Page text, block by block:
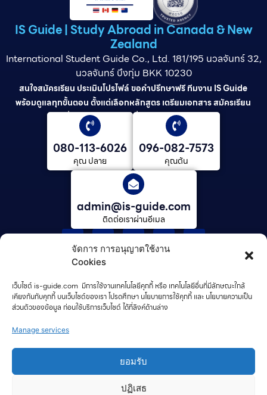
จัดการ การอนุญาตใช้งาน
Cookies
เว็บไซต์ is-guide.com มีการใช้งานเทคโนโลยีคุกกี้ หรือ เทคโนโลยีอื่นที่มีลักษณะใกล้
เคียงกันกับคุกกี้ บนเว็บไซต์ของเรา โปรดศึกษา นโยบายการใช้คุกกี้ และ นโยบายความเป็น
ส่วนตัวของข้อมูล ก่อนใช้บริการเว็บไซต์ ได้ที่ลิงค์ด้านล่าง
Manage services
ยอมรับ
ปฏิเสธ
IS Guide | Study Abroad in Canada & New
Zealand
International Student Guide Co., Ltd. 181/195 นวลจันทร์ 32,
นวลจันทร์ บึงกุ่ม BKK 10230
สนใจสมัครเรียน ประเมินโปรไฟล์ ขอคำปรึกษาฟรี ทีมงาน IS Guide
พร้อมดูแลทุกขั้นตอน ตั้งแต่เลือกหลักสูตร เตรียมเอกสาร สมัครเรียน
ยื่นวีซ่า และดูแลต่อเนื่องจนจบการศึกษา
080-113-6026
คุณ ปลาย
096-082-7573
คุณต้น
admin@is-guide.com
ติดต่อเราผ่านอีเมล
เรียนต่อที่เเคนาดา
เกี่ยวกับเรา
กระบวนการของเรา
รีวิว
ข่าวสาร/บทความ